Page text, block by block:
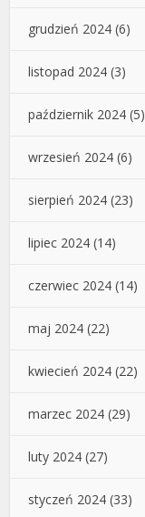
grudzień 2024 (6)
listopad 2024 (3)
październik 2024 (5)
wrzesień 2024 (6)
sierpień 2024 (23)
lipiec 2024 (14)
czerwiec 2024 (14)
maj 2024 (22)
kwiecień 2024 (22)
marzec 2024 (29)
luty 2024 (27)
styczeń 2024 (33)